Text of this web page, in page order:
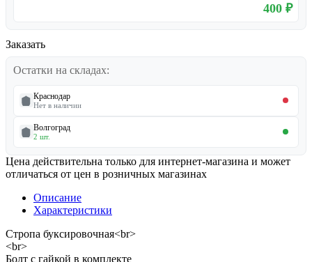
400 ₽
Заказать
Остатки на складах:
Краснодар
Нет в наличии
Волгоград
2 шт.
Цена действительна только для интернет-магазина и может
отличаться от цен в розничных магазинах
Описание
Характеристики
Стропа буксировочная<br>
<br>
Болт с гайкой в комплекте